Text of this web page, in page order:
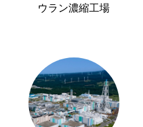
ウラン濃縮工場